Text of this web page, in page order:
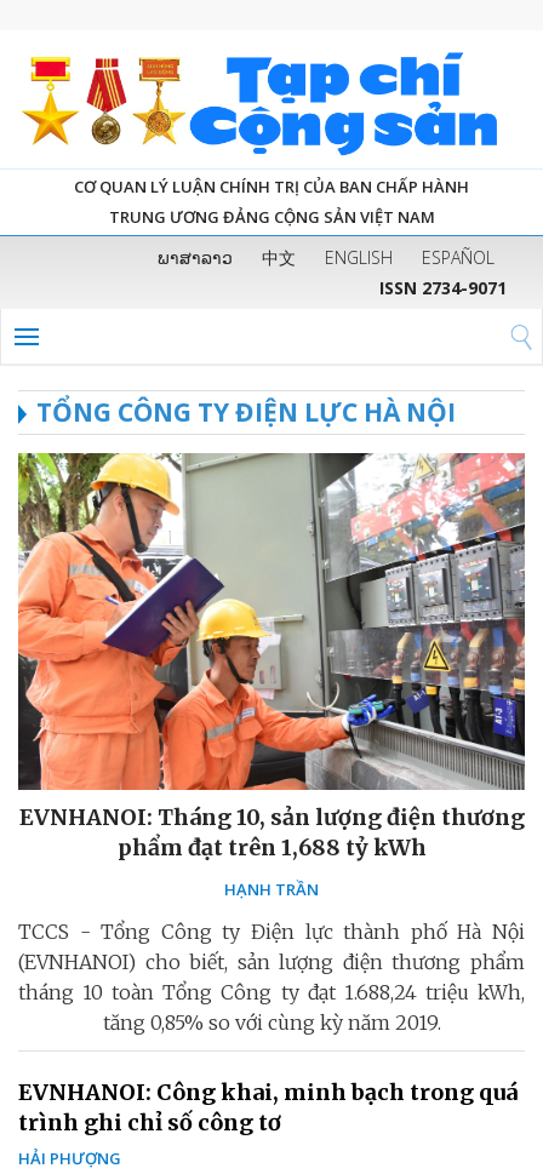
CƠ QUAN LÝ LUẬN CHÍNH TRỊ CỦA BAN CHẤP HÀNH
TRUNG ƯƠNG ĐẢNG CỘNG SẢN VIỆT NAM
ພາສາລາວ 中文 ENGLISH
ESPAÑOL
ISSN 2734-9071
TỔNG CÔNG TY ĐIỆN LỰC HÀ NỘI
EVNHANOI: Tháng 10, sản lượng điện thương
phẩm đạt trên 1,688 tỷ kWh
HẠNH TRẦN
TCCS - Tổng Công ty Điện lực thành phố Hà Nội
(EVNHANOI) cho biết, sản lượng điện thương phẩm
tháng 10 toàn Tổng Công ty đạt 1.688,24 triệu kWh,
tăng 0,85% so với cùng kỳ năm 2019.
EVNHANOI: Công khai, minh bạch trong quá
trình ghi chỉ số công tơ
HẢI PHƯỢNG